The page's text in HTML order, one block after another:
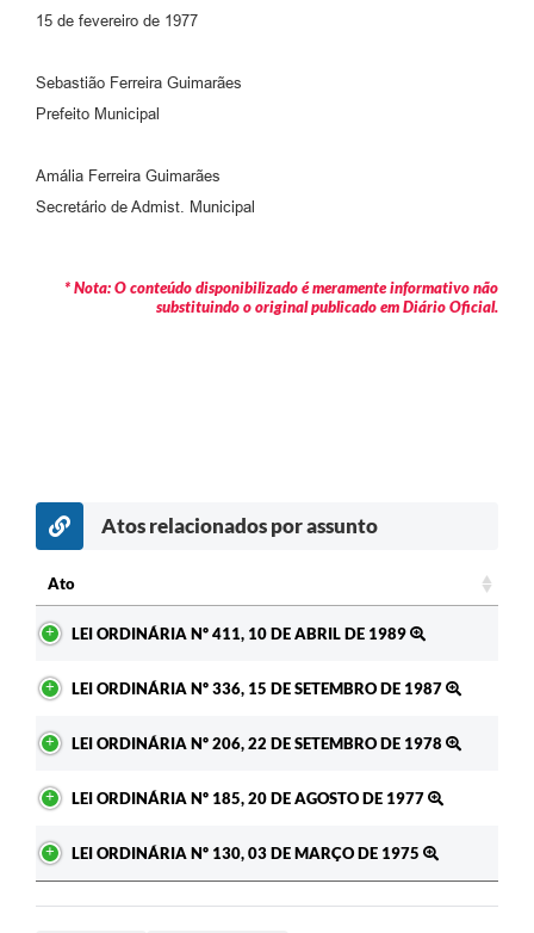
15 de fevereiro de 1977
Sebastião Ferreira Guimarães
Prefeito Municipal
Amália Ferreira Guimarães
Secretário de Admist. Municipal
* Nota: O conteúdo disponibilizado é meramente informativo não
substituindo o original publicado em Diário Oficial.
Atos relacionados por assunto
Ato
LEI ORDINÁRIA Nº 411, 10 DE ABRIL DE 1989
LEI ORDINÁRIA Nº 336, 15 DE SETEMBRO DE 1987
LEI ORDINÁRIA Nº 206, 22 DE SETEMBRO DE 1978
LEI ORDINÁRIA Nº 185, 20 DE AGOSTO DE 1977
LEI ORDINÁRIA Nº 130, 03 DE MARÇO DE 1975